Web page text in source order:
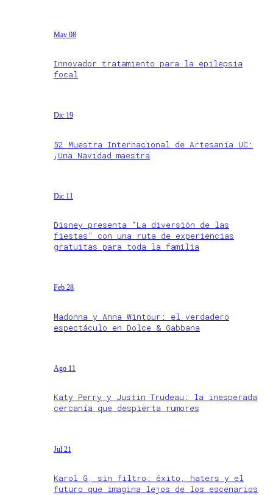
May 08
Innovador tratamiento para la epilepsia
focal
Dic 19
52 Muestra Internacional de Artesanía UC:
¡Una Navidad maestra
Dic 11
Disney presenta “La diversión de las
fiestas” con una ruta de experiencias
gratuitas para toda la familia
Feb 28
Madonna y Anna Wintour: el verdadero
espectáculo en Dolce & Gabbana
Ago 11
Katy Perry y Justin Trudeau: la inesperada
cercanía que despierta rumores
Jul 21
Karol G, sin filtro: éxito, haters y el
futuro que imagina lejos de los escenarios